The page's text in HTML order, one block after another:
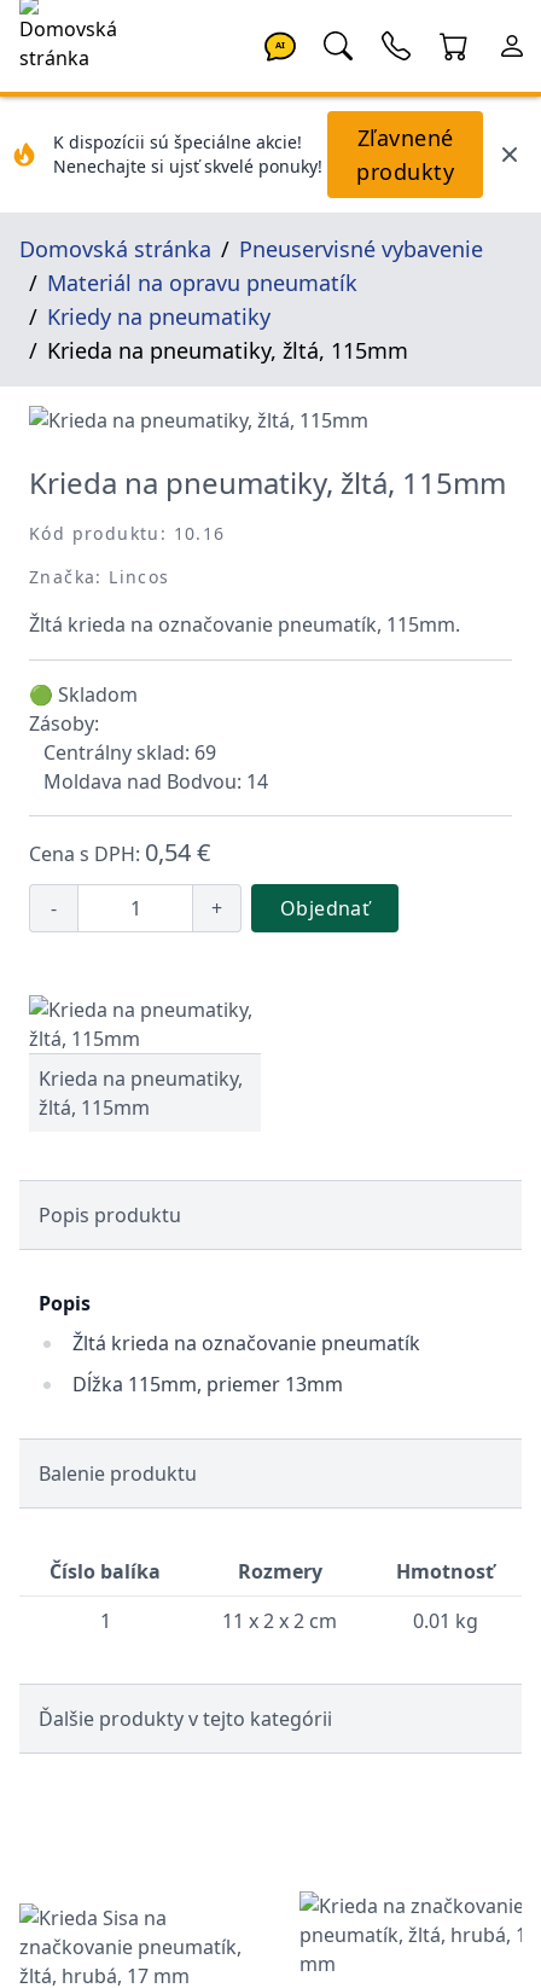
AI
K dispozícii sú špeciálne akcie!
Nenechajte si ujsť skvelé ponuky!
Zľavnené
produkty
Domovská stránka
Pneuservisné vybavenie
Materiál na opravu pneumatík
Kriedy na pneumatiky
Krieda na pneumatiky, žltá, 115mm
Krieda na pneumatiky, žltá, 115mm
Kód produktu: 10.16
Značka: Lincos
Žltá krieda na označovanie pneumatík, 115mm.
🟢 Skladom
Zásoby:
Centrálny sklad: 69
Moldava nad Bodvou: 14
Cena s DPH: 0,54 €
- + Objednať
Krieda na pneumatiky,
žltá, 115mm
Popis produktu
Popis
Žltá krieda na označovanie pneumatík
Dĺžka 115mm, priemer 13mm
Balenie produktu
Číslo balíka Rozmery
Hmotnosť
1
11 x 2 x 2 cm 0.01 kg
Ďalšie produkty v tejto kategórii